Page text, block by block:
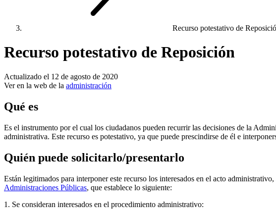
Recurso potestativo de
Recurso potestativo de Reposición
Actualizado el 12 de agosto de 2020
Ver en la web de la administración
Qué es
Es el instrumento por el cual los ciudadanos pueden recurrir las decisiones de la
administrativa. Este recurso es potestativo, ya que puede prescindirse de él e
Quién puede solicitarlo/presentarlo
Están legitimados para interponer este recurso los interesados en el acto
Administraciones Públicas, que establece lo siguiente:
1. Se consideran interesados en el procedimiento administrativo: